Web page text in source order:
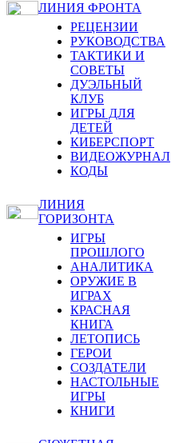
ЛИНИЯ ФРОНТА
РЕЦЕНЗИИ
РУКОВОДСТВА
ТАКТИКИ И
СОВЕТЫ
ДУЭЛЬНЫЙ
КЛУБ
ИГРЫ ДЛЯ
ДЕТЕЙ
КИБЕРСПОРТ
ВИДЕОЖУРНАЛ
КОДЫ
ЛИНИЯ
ГОРИЗОНТА
ИГРЫ
ПРОШЛОГО
АНАЛИТИКА
ОРУЖИЕ В
ИГРАХ
КРАСНАЯ
КНИГА
ЛЕТОПИСЬ
ГЕРОИ
СОЗДАТЕЛИ
НАСТОЛЬНЫЕ
ИГРЫ
КНИГИ